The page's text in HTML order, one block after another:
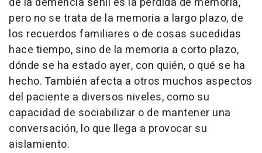
pero no se trata de la memoria a largo plazo, de
los recuerdos familiares o de cosas sucedidas
hace tiempo, sino de la memoria a corto plazo,
dónde se ha estado ayer, con quién, o qué se ha
hecho. También afecta a otros muchos aspectos
del paciente a diversos niveles, como su
capacidad de sociabilizar o de mantener una
conversación, lo que llega a provocar su
aislamiento.